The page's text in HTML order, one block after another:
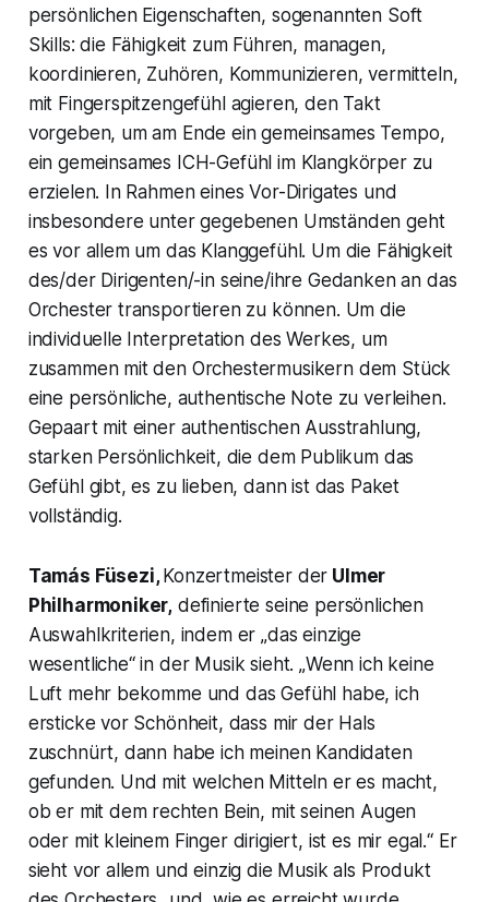
persönlichen Eigenschaften, sogenannten Soft
Skills: die Fähigkeit zum Führen, managen,
koordinieren, Zuhören, Kommunizieren, vermitteln,
mit Fingerspitzengefühl agieren, den Takt
vorgeben, um am Ende ein gemeinsames Tempo,
ein gemeinsames ICH-Gefühl im Klangkörper zu
erzielen. In Rahmen eines Vor-Dirigates und
insbesondere unter gegebenen Umständen geht
es vor allem um das Klanggefühl. Um die Fähigkeit
des/der Dirigenten/-in seine/ihre Gedanken an das
Orchester transportieren zu können. Um die
individuelle Interpretation des Werkes, um
zusammen mit den Orchestermusikern dem Stück
eine persönliche, authentische Note zu verleihen.
Gepaart mit einer authentischen Ausstrahlung,
starken Persönlichkeit, die dem Publikum das
Gefühl gibt, es zu lieben, dann ist das Paket
vollständig.
Tamás Füsezi,Konzertmeister der Ulmer
Philharmoniker, definierte seine persönlichen
Auswahlkriterien, indem er „das einzige
wesentliche“ in der Musik sieht. „Wenn ich keine
Luft mehr bekomme und das Gefühl habe, ich
ersticke vor Schönheit, dass mir der Hals
zuschnürt, dann habe ich meinen Kandidaten
gefunden. Und mit welchen Mitteln er es macht,
ob er mit dem rechten Bein, mit seinen Augen
oder mit kleinem Finger dirigiert, ist es mir egal.“ Er
sieht vor allem und einzig die Musik als Produkt